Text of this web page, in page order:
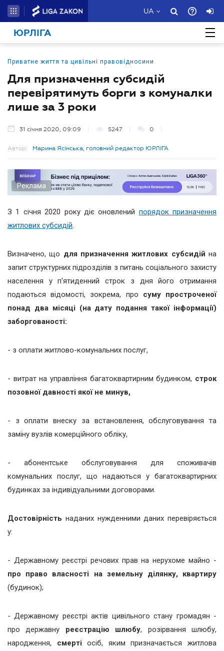
UA
ЮРЛІГА
Приватне життя та цивільні правовідносини
Для призначення субсидій
перевірятимуть борги з комуналки
лише за 3 роки
31 січня 2020, 09:09 5247 0
Автор: Марина Ясінська, головний редактор ЮРЛІГА
Реклама
З 1 січня 2020 року діє оновлений порядок призначення
житлових субсидій.
Визначено, що для призначення житлових субсидій на
запит структурних підрозділів з питань соціального захисту
населення у п'ятиденний строк з дня його отримання
подаються відомості, зокрема, про суму простроченої
понад два місяці (на дату подання такої інформації)
заборгованості:
- з оплати житлово-комунальних послуг,
- витрат на управління багатоквартирним будинком, строк
позовної давності якої не минув,
- з оплати внеску за встановлення, обслуговування та
заміну вузлів комерційного обліку,
- абонентське обслуговування для споживачів
комунальних послуг, що надаються у багатоквартирних
будинках за індивідуальними договорами.
Достовірність наданих нужденними даних перевіряється
у:
- Державному реєстрі речових прав на нерухоме майно -
про право власності на земельну ділянку, квартиру
(будинок);
- Державному реєстрі актів цивільного стану громадян -
про державну реєстрацію шлюбу, розірвання шлюбу,
народження, смертіосіб, яким призначається житлова